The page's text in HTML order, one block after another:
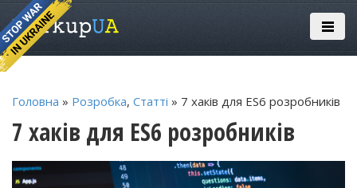
Головна » Розробка, Статті » 7 хаків для ES6 розробників
7 хаків для ES6 розробників